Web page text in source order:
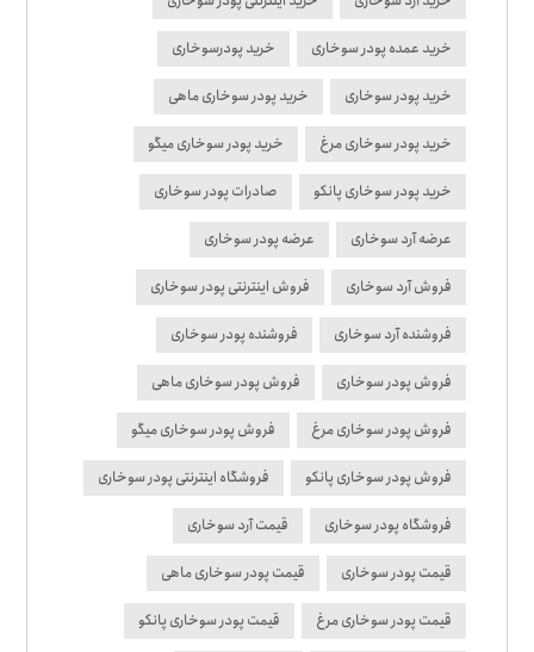
خرید عمده پودر سوخاری خرید پودرسوخاری
خرید پودر سوخاری خرید پودر سوخاری ماهی
خرید پودر سوخاری مرغ خرید پودر سوخاری میگو
خرید پودر سوخاری پانکو صادرات پودر سوخاری
عرضه آرد سوخاری عرضه پودر سوخاری
فروش آرد سوخاری فروش اینترنتی پودر سوخاری
فروشنده آرد سوخاری فروشنده پودر سوخاری
فروش پودر سوخاری فروش پودر سوخاری ماهی
فروش پودر سوخاری مرغ فروش پودر سوخاری میگو
فروش پودر سوخاری پانکو فروشگاه اینترنتی پودر سوخاری
فروشگاه پودر سوخاری قیمت آرد سوخاری
قیمت پودر سوخاری قیمت پودر سوخاری ماهی
قیمت پودر سوخاری مرغ قیمت پودر سوخاری پانکو